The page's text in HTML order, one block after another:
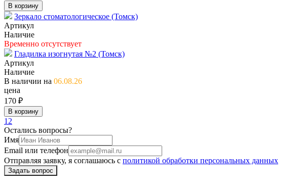
В корзину
Зеркало стоматологическое (Томск)
Артикул
Наличие
Временно отсутствует
Гладилка изогнутая №2 (Томск)
Артикул
Наличие
В наличии на 06.08.26
цена
170 ₽
В корзину
1 2
Остались вопросы?
Имя
Email или телефон
Отправляя заявку, я соглашаюсь с политикой обработки персональных данных